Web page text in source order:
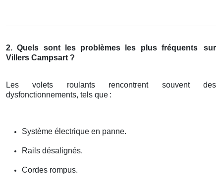
2. Quels sont les problèmes les plus fréquents
sur
Villers Campsart ?
Les volets roulants rencontrent souvent des
dysfonctionnements, tels que :
Système électrique en panne.
Rails désalignés.
Cordes rompus.